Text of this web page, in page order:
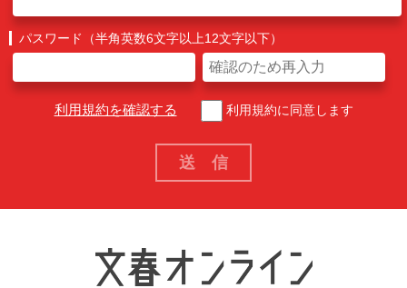
パスワード（半角英数6文字以上12文字以下）
利用規約を確認する 利用規約に同意します